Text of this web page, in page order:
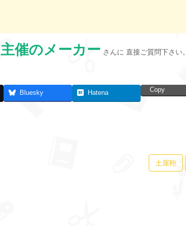
主催のメーカー さんに 直接ご質問下さい。
Bluesky Hatena Copy
土屋鞄